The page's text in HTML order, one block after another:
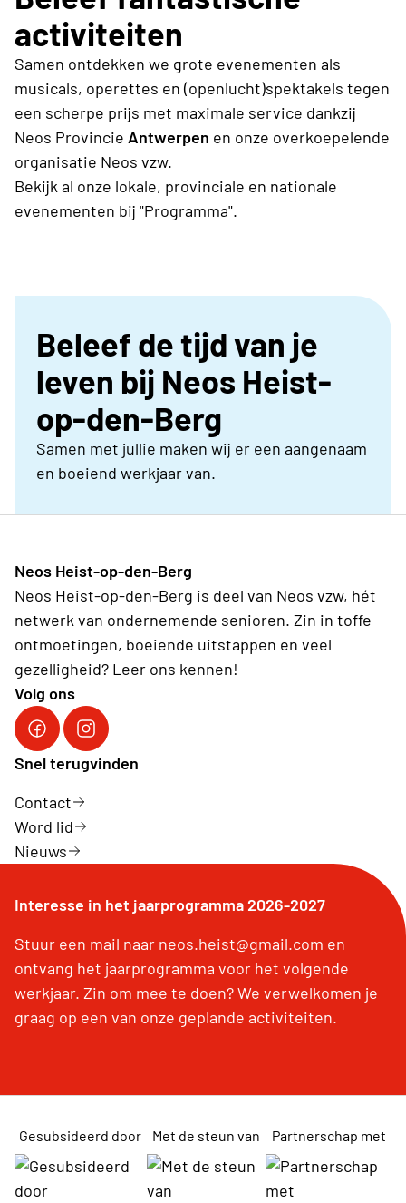
activiteiten
Samen ontdekken we grote evenementen als
musicals, operettes en (openlucht)spektakels tegen
een scherpe prijs met maximale service dankzij
Neos Provincie Antwerpen en onze overkoepelende
organisatie Neos vzw.
Bekijk al onze lokale, provinciale en nationale
evenementen bij "Programma".
Beleef de tijd van je
leven bij Neos Heist-
op-den-Berg
Samen met jullie maken wij er een aangenaam
en boeiend werkjaar van.
Neos Heist-op-den-Berg
Neos Heist-op-den-Berg is deel van Neos vzw, hét
netwerk van ondernemende senioren. Zin in toffe
ontmoetingen, boeiende uitstappen en veel
gezelligheid? Leer ons kennen!
Volg ons
Volg ons op Facebook
Volg ons op Instagram
Snel terugvinden
Contact
Word lid
Nieuws
Interesse in het jaarprogramma 2026-2027
Stuur een mail naar neos.heist@gmail.com en
ontvang het jaarprogramma voor het volgende
werkjaar. Zin om mee te doen? We verwelkomen je
graag op een van onze geplande activiteiten.
Gesubsideerd door Met de steun van Partnerschap met